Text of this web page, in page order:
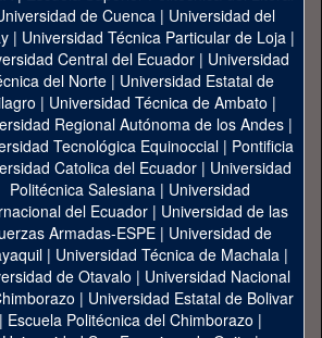
de Cuenca| Universidad del
| Universidad Técnica Particular de Loja|
Central del Ecuador| Universidad
del Norte | Universidad Estatal de
| Universidad Técnica de Ambato |
Regional Autónoma de los Andes|
Tecnológica Equinoccial| Pontificia
Catolica del Ecuador | Universidad
Politécnica Salesiana | Universidad
del Ecuador | Universidad de las
Armadas-ESPE | Universidad de
| Universidad Técnica de Machala|
de Otavalo | Universidad Nacional
| Universidad Estatal de Bolivar
| Escuela Politécnica del Chimborazo |